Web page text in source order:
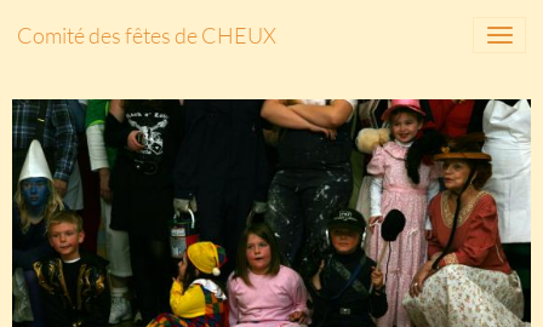
Comité des fêtes de CHEUX